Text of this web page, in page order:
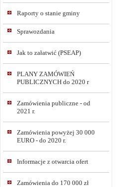
Raporty o stanie gminy
Sprawozdania
Jak to załatwić (PSEAP)
PLANY ZAMÓWIEŃ
PUBLICZNYCH do 2020 r
Zamówienia publiczne - od
2021 r.
Zamówienia powyżej 30 000
EURO - do 2020 r.
Informacje z otwarcia ofert
Zamówienia do 170 000 zł